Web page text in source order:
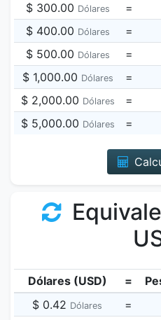
$ 300.00 Dólares =
$ 400.00 Dólares =
$ 500.00 Dólares =
$ 1,000.00 Dólares =
$ 2,000.00 Dólares =
$ 5,000.00 Dólares =
Dólares (USD) =
$ 0.42 Dólares =